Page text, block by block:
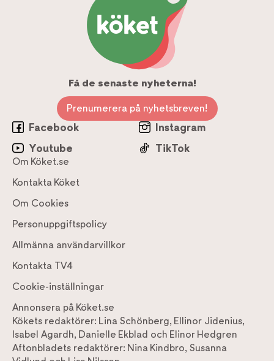
Få de senaste nyheterna!
Prenumerera på nyhetsbreven!
Facebook
Instagram
Youtube
TikTok
Om Köket.se
Kontakta Köket
Om Cookies
Personuppgiftspolicy
Allmänna användarvillkor
Kontakta TV4
Cookie-inställningar
Annonsera på Köket.se
Kökets redaktörer: Lina Schönberg, Ellinor Jidenius,
Isabel Agardh, Danielle Ekblad och Elinor Hedgren
Aftonbladets redaktörer: Nina Kindbro, Susanna